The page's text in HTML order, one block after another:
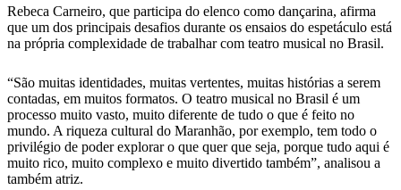
Rebeca Carneiro, que participa do elenco como dançarina, afirma
que um dos principais desafios durante os ensaios do espetáculo está
na própria complexidade de trabalhar com teatro musical no Brasil.
“São muitas identidades, muitas vertentes, muitas histórias a serem
contadas, em muitos formatos. O teatro musical no Brasil é um
processo muito vasto, muito diferente de tudo o que é feito no
mundo. A riqueza cultural do Maranhão, por exemplo, tem todo o
privilégio de poder explorar o que quer que seja, porque tudo aqui é
muito rico, muito complexo e muito divertido também”, analisou a
também atriz.